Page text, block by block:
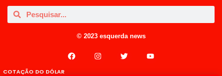
© 2023 esquerda news
COTAÇÃO DO DÓLAR